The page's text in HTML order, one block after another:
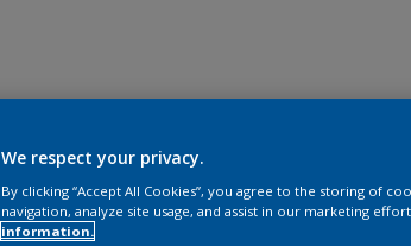
3D
We respect your privacy.
By clicking “Accept All Cookies”, you agree to the storing of
navigation, analyze site usage, and assist in our marketing
information.